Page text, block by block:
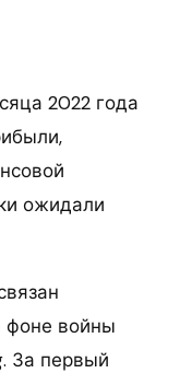
2022 года
ожидали
фоне войны
За первый